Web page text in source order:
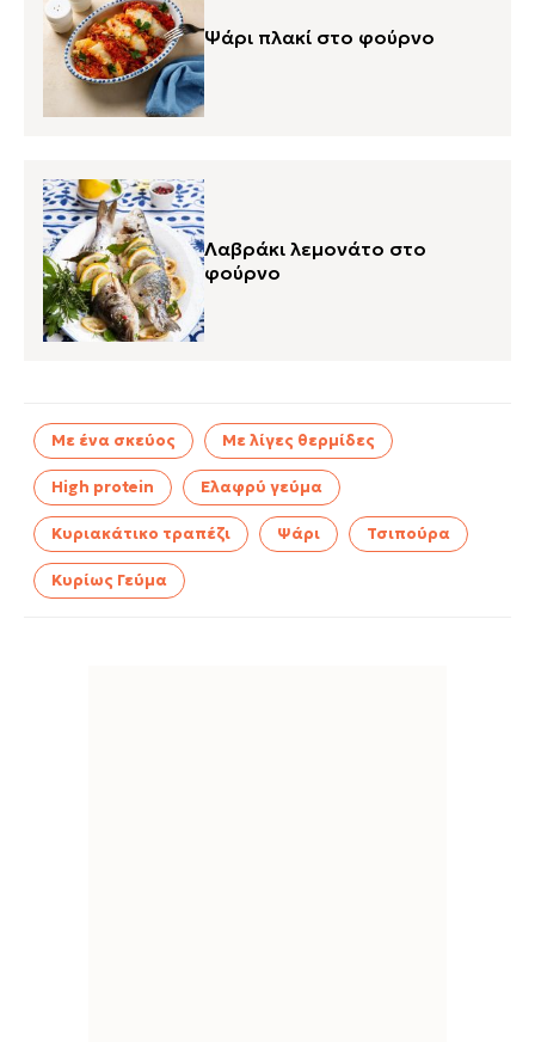
Ψάρι πλακί στο φούρνο
Λαβράκι λεμονάτο στο
φούρνο
Με ένα σκεύος Με λίγες θερμίδες
High protein Ελαφρύ γεύμα
Κυριακάτικο τραπέζι Ψάρι Τσιπούρα
Κυρίως Γεύμα